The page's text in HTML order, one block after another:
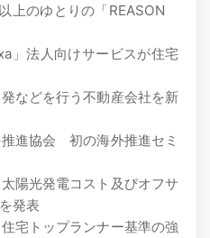
上のゆとりの「REASON
」法人向けサービスが住宅
などを行う不動産会社を新
推進協会 初の海外推進セミ
陽光発電コスト及びオフサ
発表
宅トップランナー基準の強